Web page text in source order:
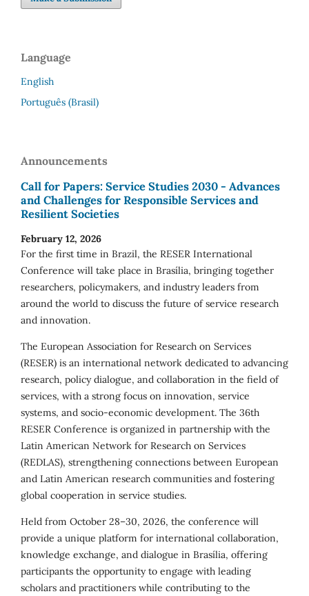
Language
English
Português (Brasil)
Announcements
Call for Papers: Service Studies 2030 - Advances
and Challenges for Responsible Services and
Resilient Societies
February 12, 2026
For the first time in Brazil, the RESER International
Conference will take place in Brasília, bringing together
researchers, policymakers, and industry leaders from
around the world to discuss the future of service research
and innovation.
The European Association for Research on Services
(RESER) is an international network dedicated to advancing
research, policy dialogue, and collaboration in the field of
services, with a strong focus on innovation, service
systems, and socio-economic development. The 36th
RESER Conference is organized in partnership with the
Latin American Network for Research on Services
(REDLAS), strengthening connections between European
and Latin American research communities and fostering
global cooperation in service studies.
Held from October 28–30, 2026, the conference will
provide a unique platform for international collaboration,
knowledge exchange, and dialogue in Brasília, offering
participants the opportunity to engage with leading
scholars and practitioners while contributing to the